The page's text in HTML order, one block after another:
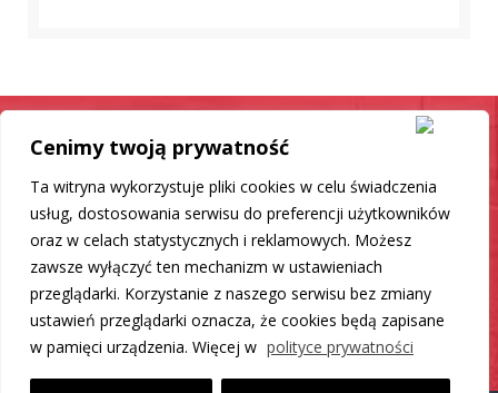
Cenimy twoją prywatność
Ta witryna wykorzystuje pliki cookies w celu świadczenia
usług, dostosowania serwisu do preferencji użytkowników
oraz w celach statystycznych i reklamowych. Możesz
zawsze wyłączyć ten mechanizm w ustawieniach
przeglądarki. Korzystanie z naszego serwisu bez zmiany
ustawień przeglądarki oznacza, że cookies będą zapisane
w pamięci urządzenia. Więcej w polityce prywatności
Samochód jak nowy
Mamy dla Ciebie rozwiązanie
DO LISTY PRODUKTÓW